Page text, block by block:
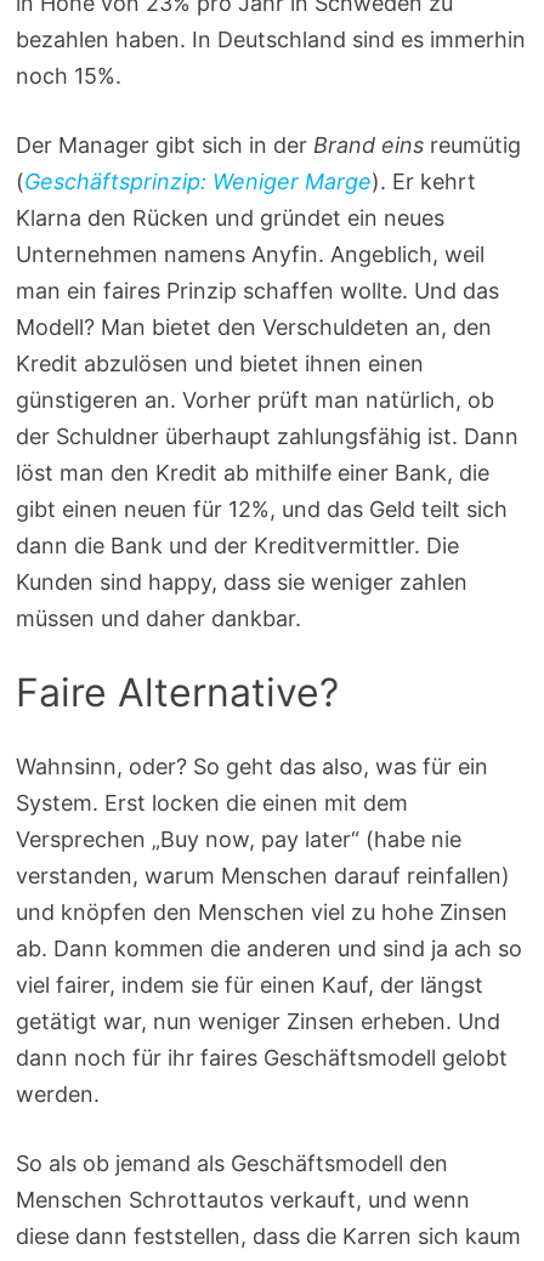
bezahlen haben. In Deutschland sind es immerhin
noch 15%.
Der Manager gibt sich in der Brand eins reumütig
(Geschäftsprinzip: Weniger Marge). Er kehrt
Klarna den Rücken und gründet ein neues
Unternehmen namens Anyfin. Angeblich, weil
man ein faires Prinzip schaffen wollte. Und das
Modell? Man bietet den Verschuldeten an, den
Kredit abzulösen und bietet ihnen einen
günstigeren an. Vorher prüft man natürlich, ob
der Schuldner überhaupt zahlungsfähig ist. Dann
löst man den Kredit ab mithilfe einer Bank, die
gibt einen neuen für 12%, und das Geld teilt sich
dann die Bank und der Kreditvermittler. Die
Kunden sind happy, dass sie weniger zahlen
müssen und daher dankbar.
Faire Alternative?
Wahnsinn, oder? So geht das also, was für ein
System. Erst locken die einen mit dem
Versprechen „Buy now, pay later“ (habe nie
verstanden, warum Menschen darauf reinfallen)
und knöpfen den Menschen viel zu hohe Zinsen
ab. Dann kommen die anderen und sind ja ach so
viel fairer, indem sie für einen Kauf, der längst
getätigt war, nun weniger Zinsen erheben. Und
dann noch für ihr faires Geschäftsmodell gelobt
werden.
So als ob jemand als Geschäftsmodell den
Menschen Schrottautos verkauft, und wenn
diese dann feststellen, dass die Karren sich kaum